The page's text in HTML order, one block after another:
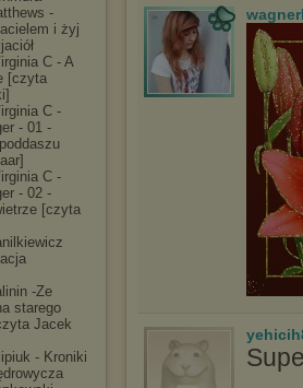
-
i żyj
C - A
[czyta
C -
- 01 -
C -
- 02 -
[czyta
-Ze
starego
Jacek
- Kroniki